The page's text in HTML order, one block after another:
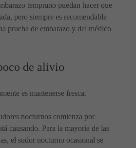
temprano puedan hacer que
pero siempre es recomendable
prueba de embarazo y del médico
de alivio
es mantenerse fresca.
nocturnos comienza por
causando. Para la mayoría de las
el sudor nocturno ocasional se